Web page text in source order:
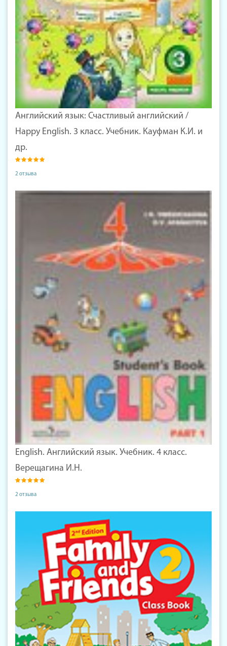
Английский язык: Счастливый английский /
Happy English. 3 класс. Учебник. Кауфман К.И. и
др.
2 отзыва
English. Английский язык. Учебник. 4 класс.
Верещагина И.Н.
2 отзыва